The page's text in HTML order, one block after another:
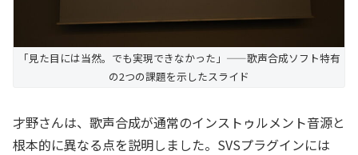
「見た目には当然。でも実現できなかった」——歌声合成ソフト特有
の2つの課題を示したスライド
才野さんは、歌声合成が通常のインストゥルメント音源と
根本的に異なる点を説明しました。SVSプラグインには